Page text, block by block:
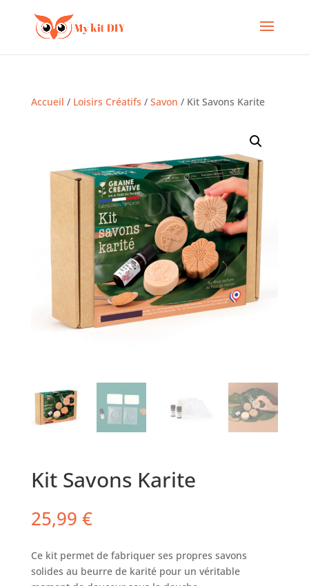
Accueil / Loisirs Créatifs / Savon / Kit Savons Karite
Kit Savons Karite
25,99 €
Ce kit permet de fabriquer ses propres savons
solides au beurre de karité pour un véritable